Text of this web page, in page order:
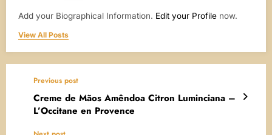
Add your Biographical Information. Edit your Profile now.
View All Posts
Previous post
Creme de Mãos Amêndoa Citron Luminciana –
L’Occitane en Provence